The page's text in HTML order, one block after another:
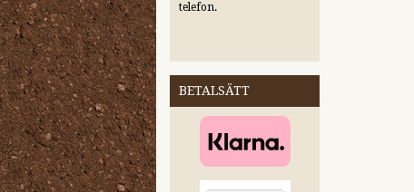
telefon.
BETALSÄTT